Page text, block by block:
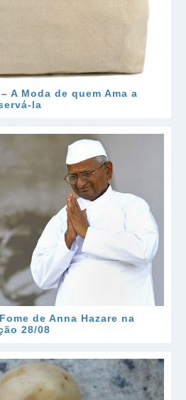
A Moda de quem Ama a
la
de Anna Hazare na
28/08